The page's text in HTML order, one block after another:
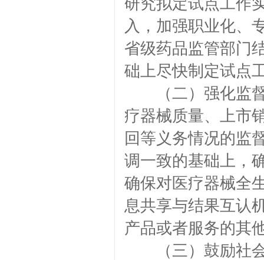
研究拟定试点工作
入，加强职业化、
省级药品监管部门
础上尽快制定试点
（二）强化监督
疗器械质量、上市
回等义务情况的监
调一致的基础上，
确保对医疗器械全
息共享与结果互认
产品或者服务的其
（三）鼓励社会